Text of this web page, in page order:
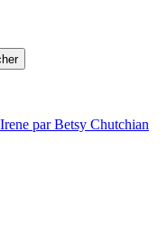
par Betsy Chutchian